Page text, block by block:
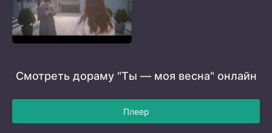
Смотреть дораму "Ты — моя весна" онлайн
Плеер